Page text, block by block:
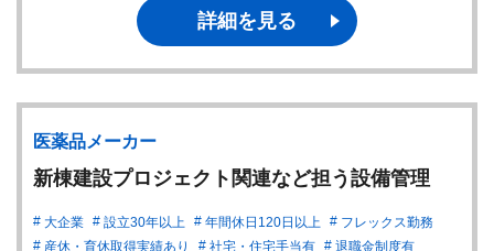
詳細を見る
医薬品メーカー
新棟建設プロジェクト関連など担う設備管理
大企業 設立30年以上 年間休日120日以上
フレックス勤務
産休・育休取得実績あり
社宅・住宅手当有
退職金制度有